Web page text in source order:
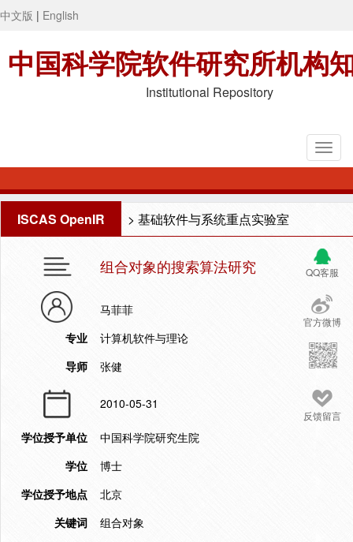
中文版 | English
中国科学院软件研究所机构
Institutional Repository
ISCAS OpenIR > 基础软件与系统重点实验室
QQ客服
官方微博
反馈留言
组合对象的搜索算法研究
马菲菲
专业
计算机软件与理论
导师
张健
2010-05-31
学位授予单位
中国科学院研究生院
学位
博士
学位授予地点
北京
关键词
组合对象